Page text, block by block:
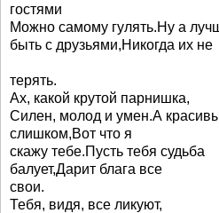
гостями
Можно самому гулять.Ну а
быть с друзьями,Никогда их не
терять.
Ах, какой крутой парнишка,
Силен, молод и умен.А
слишком,Вот что я
скажу тебе.Пусть тебя судьба
балует,Дарит блага все
свои.
Тебя, видя, все ликуют,